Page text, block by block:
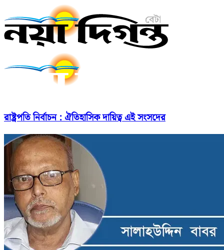
রাষ্ট্রপতি নির্বাচন : ঐতিহাসিক দায়িত্ব এই সংসদের